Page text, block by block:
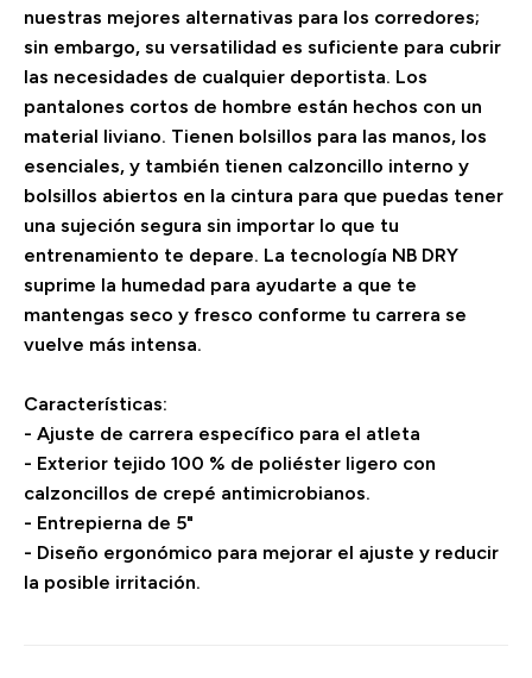
nuestras mejores alternativas para los corredores;
sin embargo, su versatilidad es suficiente para cubrir
las necesidades de cualquier deportista. Los
pantalones cortos de hombre están hechos con un
material liviano. Tienen bolsillos para las manos, los
esenciales, y también tienen calzoncillo interno y
bolsillos abiertos en la cintura para que puedas tener
una sujeción segura sin importar lo que tu
entrenamiento te depare. La tecnología NB DRY
suprime la humedad para ayudarte a que te
mantengas seco y fresco conforme tu carrera se
vuelve más intensa.
Características:
- Ajuste de carrera específico para el atleta
- Exterior tejido 100 % de poliéster ligero con
calzoncillos de crepé antimicrobianos.
- Entrepierna de 5"
- Diseño ergonómico para mejorar el ajuste y reducir
la posible irritación.